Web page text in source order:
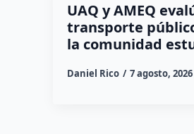
UAQ y AMEQ
transporte
la comunidad
Daniel Rico 7 agosto, 2026